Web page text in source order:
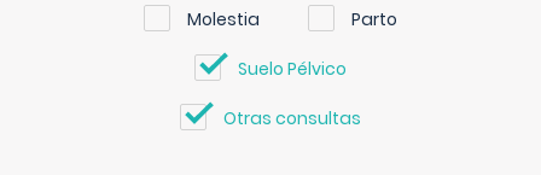
Molestia Parto
Suelo Pélvico
Otras consultas